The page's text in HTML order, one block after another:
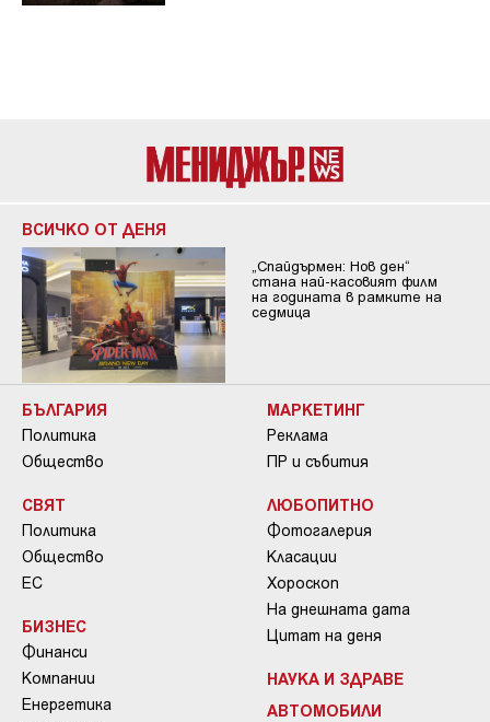
ВСИЧКО ОТ ДЕНЯ
„Спайдърмен: Нов ден“
стана най-касовият филм
на годината в рамките на
седмица
БЪЛГАРИЯ
Политика
Общество
СВЯТ
Политика
Общество
ЕС
БИЗНЕС
Финанси
Компании
Енергетика
МАРКЕТИНГ
Реклама
ПР и събития
ЛЮБОПИТНО
Фотогалерия
Класации
Хороскоп
На днешната дата
Цитат на деня
НАУКА И ЗДРАВЕ
АВТОМОБИЛИ